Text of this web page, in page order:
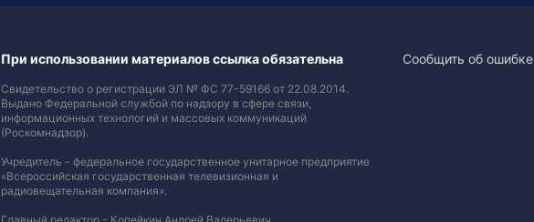
При использовании материалов ссылка обязательна
Свидетельство о регистрации ЭЛ № ФС 77-59166 от 22.08.2014.
Выдано Федеральной службой по надзору в сфере связи,
информационных технологий и массовых коммуникаций
(Роскомнадзор).
Учредитель - федеральное государственное унитарное предприятие
«Всероссийская государственная телевизионная и
радиовещательная компания».
Сообщить об ошибке